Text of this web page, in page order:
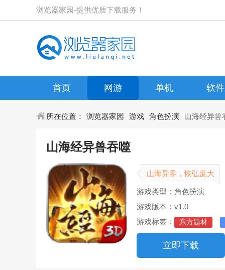
浏览器家园-提供优质下载服务！
首页 网游 单机 软件
所在位置： 浏览器家园 游戏 角色扮演 山海经异兽
山海经异兽吞噬
山海异界，恢弘庞大
游戏类型：角色扮演
游戏版本：v1.0
游戏标签：
东方题材
立即下载